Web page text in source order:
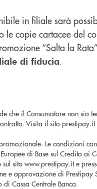
in filiale sarà
le copie cartacee del
“Salta la
di fiducia.
che il Consumatore non sia
Visita il sito
Le condizioni
di Base sul Credito ai
sito www.prestipay.it e
e approvazione di
Cassa Centrale Banca.